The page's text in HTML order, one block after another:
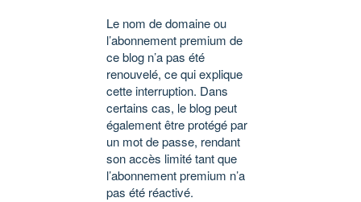
Le nom de domaine ou
l’abonnement premium de
ce blog n’a pas été
renouvelé, ce qui explique
cette interruption. Dans
certains cas, le blog peut
également être protégé par
un mot de passe, rendant
son accès limité tant que
l’abonnement premium n’a
pas été réactivé.